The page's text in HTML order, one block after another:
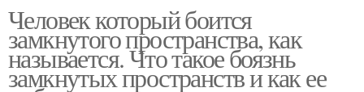
Человек который боится
замкнутого пространства, как
называется. Что такое боязнь
замкнутых пространств и как ее